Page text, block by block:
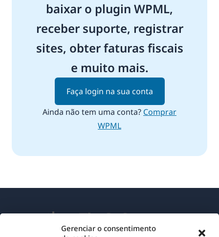
Gerenciar o consentimento
baixar o plugin WPML,
receber suporte, registrar
sites, obter faturas fiscais
e muito mais.
Faça login na sua conta
Ainda não tem uma conta? Comprar
WPML